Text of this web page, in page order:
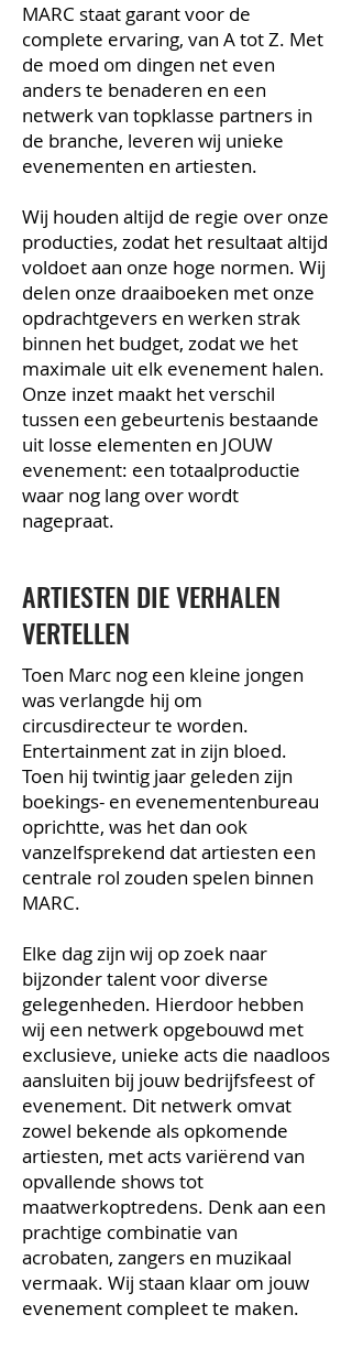
MARC staat garant voor de
complete ervaring, van A tot Z. Met
de moed om dingen net even
anders te benaderen en een
netwerk van topklasse partners in
de branche, leveren wij unieke
evenementen en artiesten.
Wij houden altijd de regie over onze
producties, zodat het resultaat altijd
voldoet aan onze hoge normen. Wij
delen onze draaiboeken met onze
opdrachtgevers en werken strak
binnen het budget, zodat we het
maximale uit elk evenement halen.
Onze inzet maakt het verschil
tussen een gebeurtenis bestaande
uit losse elementen en JOUW
evenement: een totaalproductie
waar nog lang over wordt
nagepraat.
ARTIESTEN DIE VERHALEN
VERTELLEN
Toen Marc nog een kleine jongen
was verlangde hij om
circusdirecteur te worden.
Entertainment zat in zijn bloed.
Toen hij twintig jaar geleden zijn
boekings- en evenementenbureau
oprichtte, was het dan ook
vanzelfsprekend dat artiesten een
centrale rol zouden spelen binnen
MARC.
Elke dag zijn wij op zoek naar
bijzonder talent voor diverse
gelegenheden. Hierdoor hebben
wij een netwerk opgebouwd met
exclusieve, unieke acts die naadloos
aansluiten bij jouw bedrijfsfeest of
evenement. Dit netwerk omvat
zowel bekende als opkomende
artiesten, met acts variërend van
opvallende shows tot
maatwerkoptredens. Denk aan een
prachtige combinatie van
acrobaten, zangers en muzikaal
vermaak. Wij staan klaar om jouw
evenement compleet te maken.